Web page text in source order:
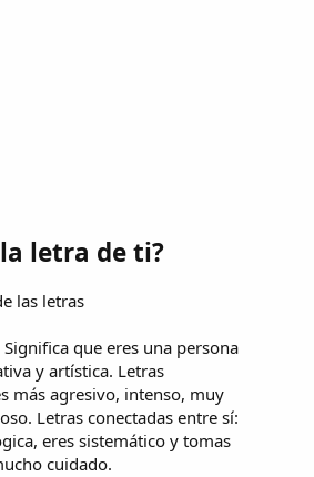
letra de ti?
las letras
que eres una persona
y artística. Letras
más agresivo, intenso, muy
Letras conectadas entre sí:
eres sistemático y tomas
cuidado.